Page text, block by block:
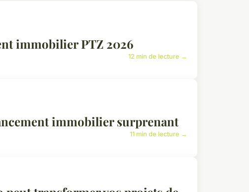
immobilier PTZ 2026
12 min de lecture →
immobilier surprenant
11 min de lecture →